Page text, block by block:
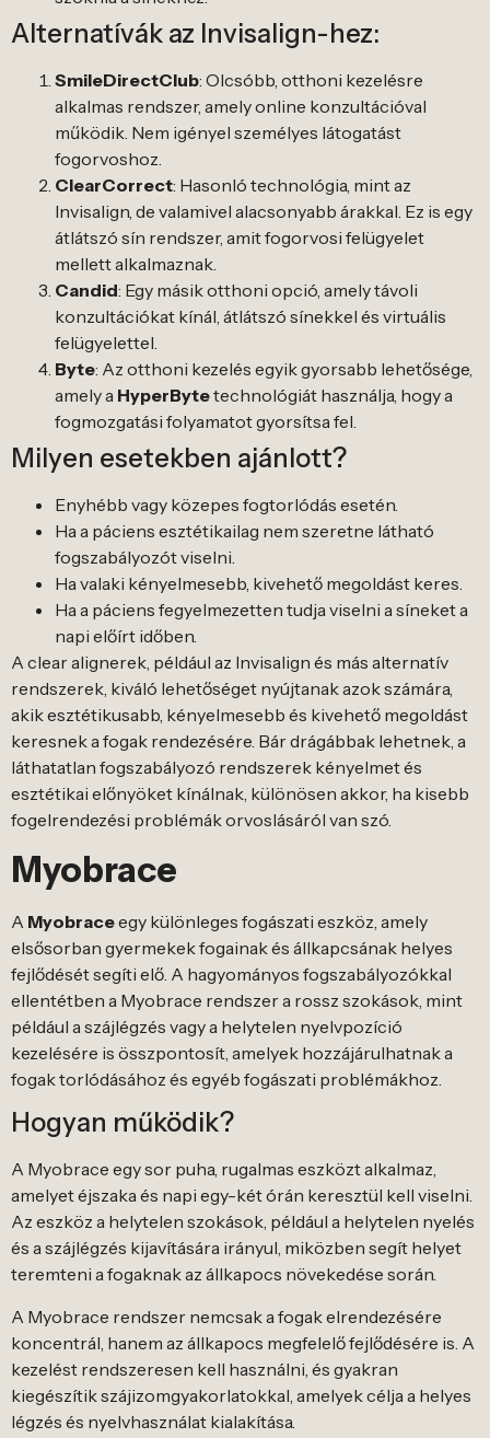
Alternatívák az Invisalign-hez:
SmileDirectClub: Olcsóbb, otthoni kezelésre
alkalmas rendszer, amely online konzultációval
működik. Nem igényel személyes látogatást
fogorvoshoz.
ClearCorrect: Hasonló technológia, mint az
Invisalign, de valamivel alacsonyabb árakkal. Ez is egy
átlátszó sín rendszer, amit fogorvosi felügyelet
mellett alkalmaznak.
Candid: Egy másik otthoni opció, amely távoli
konzultációkat kínál, átlátszó sínekkel és virtuális
felügyelettel.
Byte: Az otthoni kezelés egyik gyorsabb lehetősége,
amely a HyperBytetechnológiát használja, hogy a
fogmozgatási folyamatot gyorsítsa fel.
Milyen esetekben ajánlott?
Enyhébb vagy közepes fogtorlódás esetén.
Ha a páciens esztétikailag nem szeretne látható
fogszabályozót viselni.
Ha valaki kényelmesebb, kivehető megoldást keres.
Ha a páciens fegyelmezetten tudja viselni a síneket a
napi előírt időben.
A clear alignerek, például az Invisalign és más alternatív
rendszerek, kiváló lehetőséget nyújtanak azok számára,
akik esztétikusabb, kényelmesebb és kivehető megoldást
keresnek a fogak rendezésére. Bár drágábbak lehetnek, a
láthatatlan fogszabályozó rendszerek kényelmet és
esztétikai előnyöket kínálnak, különösen akkor, ha kisebb
fogelrendezési problémák orvoslásáról van szó.
Myobrace
A Myobraceegy különleges fogászati eszköz, amely
elsősorban gyermekek fogainak és állkapcsának helyes
fejlődését segíti elő. A hagyományos fogszabályozókkal
ellentétben a Myobrace rendszer a rossz szokások, mint
például a szájlégzés vagy a helytelen nyelvpozíció
kezelésére is összpontosít, amelyek hozzájárulhatnak a
fogak torlódásához és egyéb fogászati problémákhoz.
Hogyan működik?
A Myobrace egy sor puha, rugalmas eszközt alkalmaz,
amelyet éjszaka és napi egy-két órán keresztül kell viselni.
Az eszköz a helytelen szokások, például a helytelen nyelés
és a szájlégzés kijavítására irányul, miközben segít helyet
teremteni a fogaknak az állkapocs növekedése során.
A Myobrace rendszer nemcsak a fogak elrendezésére
koncentrál, hanem az állkapocs megfelelő fejlődésére is. A
kezelést rendszeresen kell használni, és gyakran
kiegészítik szájizomgyakorlatokkal, amelyek célja a helyes
légzés és nyelvhasználat kialakítása.